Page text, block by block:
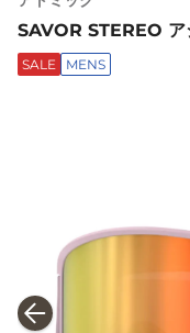
SAVOR STEREO
SALE MENS